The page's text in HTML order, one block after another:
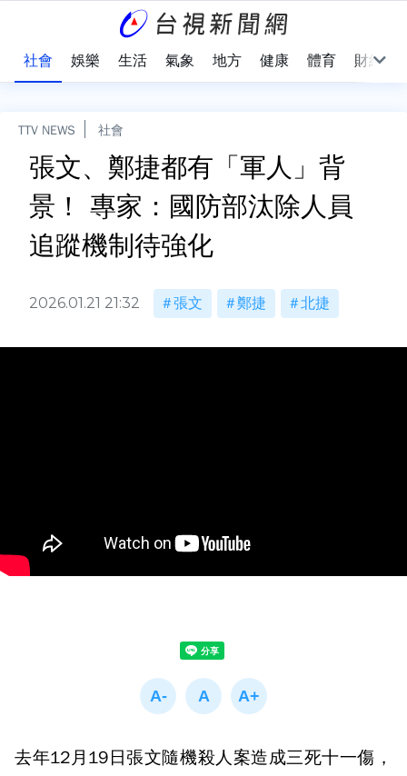
社會 娛樂 生活 氣象 地方 健康 體育 財經
TTV NEWS 社會
張文、鄭捷都有「軍人」背
景！ 專家：國防部汰除人員
追蹤機制待強化
2026.01.21 21:32 張文 鄭捷 北捷
去年12月19日張文隨機殺人案造成三死十一傷，